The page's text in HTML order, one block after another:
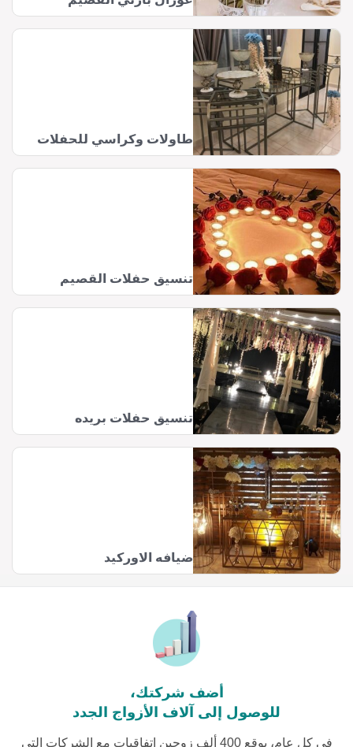
طاولات وكراسي للحفلات
تنسيق حفلات القصيم
تنسيق حفلات بريده
ضيافه الاوركيد
أضف شركتك،
للوصول إلى آلاف الأزواج الجدد
في كل عام، يوقع 400 ألف زوجين اتفاقيات مع الشركات التي